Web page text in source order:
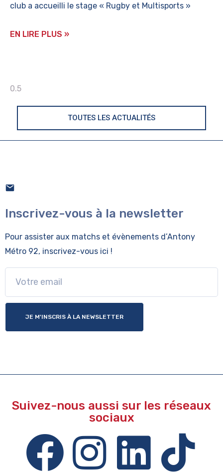
club a accueilli le stage « Rugby et Multisports »
EN LIRE PLUS »
TOUTES LES ACTUALITÉS
Inscrivez-vous à la newsletter
Pour assister aux matchs et évènements d’Antony
Métro 92, inscrivez-vous ici !
JE M'INSCRIS À LA NEWSLETTER
Suivez-nous aussi sur les réseaux
sociaux